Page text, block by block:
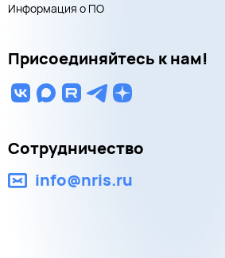
Информация о ПО
Присоединяйтесь к нам!
Сотрудничество
info@nris.ru